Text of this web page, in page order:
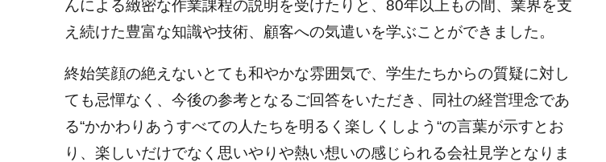
んによる緻密な作業課程の説明を受けたりと、80年以上もの間、業界を支
え続けた豊富な知識や技術、顧客への気遣いを学ぶことができました。
終始笑顔の絶えないとても和やかな雰囲気で、学生たちからの質疑に対し
ても忌憚なく、今後の参考となるご回答をいただき、同社の経営理念であ
る“かかわりあうすべての人たちを明るく楽しくしよう“の言葉が示すとお
り、楽しいだけでなく思いやりや熱い想いの感じられる会社見学となりま